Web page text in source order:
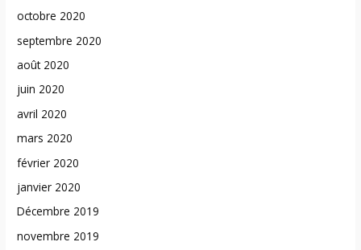
octobre 2020
septembre 2020
août 2020
juin 2020
avril 2020
mars 2020
février 2020
janvier 2020
Décembre 2019
novembre 2019